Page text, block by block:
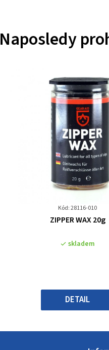
Naposledy
Kód: 28116-010
Průměrné
produktu
5
hvězdiček.
ZIPPER WAX 20g
skladem
DETAIL